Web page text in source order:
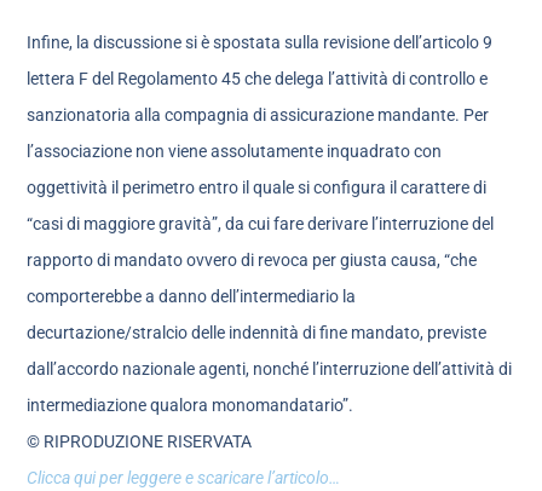
Infine, la discussione si è spostata sulla revisione dell’articolo 9
lettera F del Regolamento 45 che delega l’attività di controllo e
sanzionatoria alla compagnia di assicurazione mandante. Per
l’associazione non viene assolutamente inquadrato con
oggettività il perimetro entro il quale si configura il carattere di
“casi di maggiore gravità”, da cui fare derivare l’interruzione del
rapporto di mandato ovvero di revoca per giusta causa, “che
comporterebbe a danno dell’intermediario la
decurtazione/stralcio delle indennità di fine mandato, previste
dall’accordo nazionale agenti, nonché l’interruzione dell’attività di
intermediazione qualora monomandatario”.
© RIPRODUZIONE RISERVATA
Clicca qui per leggere e scaricare l’articolo…